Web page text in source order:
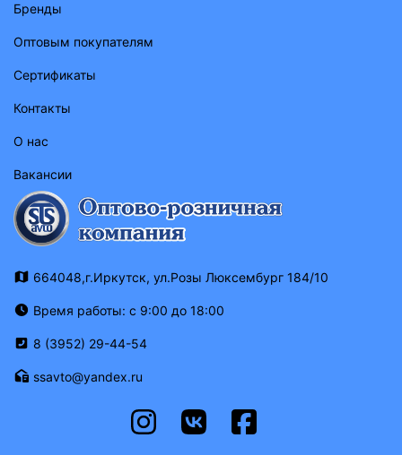
Бренды
Оптовым покупателям
Сертификаты
Контакты
О нас
Вакансии
664048,г.Иркутск, ул.Розы Люксембург 184/10
Время работы: с 9:00 до 18:00
8 (3952) 29-44-54
ssavto@yandex.ru